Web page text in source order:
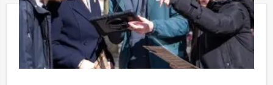
Escape City Tablet Game Groningen
Vanaf€ 27,50 p.p. excl. BTW
Vanaf 12 personen ‐ 2 uur en 30 minuten